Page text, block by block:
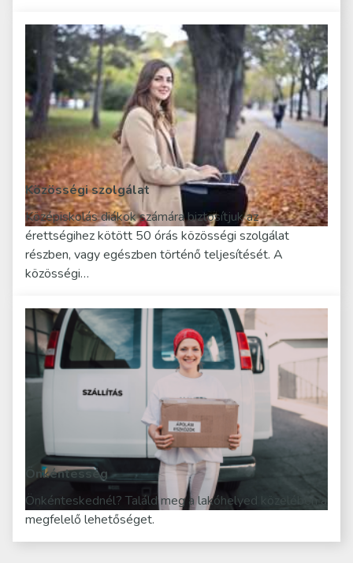
Közösségi szolgálat
Középiskolás diákok számára biztosítjuk az
érettségihez kötött 50 órás közösségi szolgálat
részben, vagy egészben történő teljesítését. A
közösségi…
Önkéntesség
Önkénteskednél? Találd meg a lakóhelyed közelében a
megfelelő lehetőséget.